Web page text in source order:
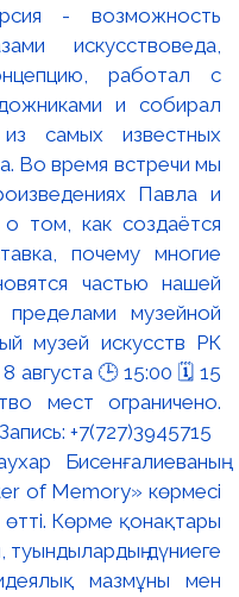
- возможность
искусствоведа,
работал с
и собирал
самых известных
Во время встречи мы
Павла и
том, как создаётся
почему многие
частью нашей
музейной
музей искусств РК
августа 🕒 15:00 🗓 15
мест ограничено.
+7(727)3945715